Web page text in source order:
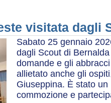
visitata dagli
Sabato 25 gennaio
dagli Scout di
domande e gli
allietato anche gli
Giuseppina. È stato
commozione e